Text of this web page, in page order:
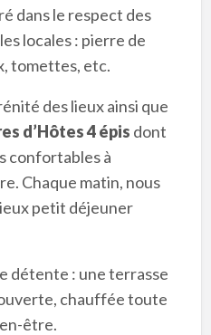
dans le respect des
locales : pierre de
tomettes, etc.
des lieux ainsi que
d’Hôtes 4 épis dont
confortables à
Chaque matin, nous
petit déjeuner
détente : une terrasse
chauffée toute
être.